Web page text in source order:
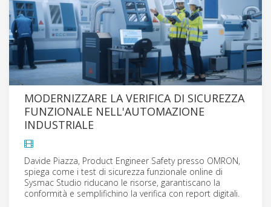
MODERNIZZARE LA VERIFICA DI SICUREZZA
FUNZIONALE NELL'AUTOMAZIONE
INDUSTRIALE
Davide Piazza, Product Engineer Safety presso OMRON,
spiega come i test di sicurezza funzionale online di
Sysmac Studio riducano le risorse, garantiscano la
conformità e semplifichino la verifica con report digitali.